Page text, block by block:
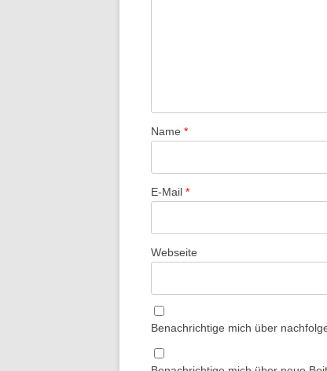
Name *
E-Mail *
Webseite
Benachrichtige mich über